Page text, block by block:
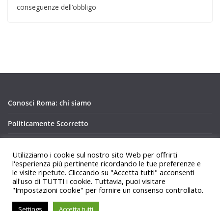
conseguenze dell’obbligo
Conosci Roma: chi siamo
Politicamente Scorretto
Copyright © 2026Conosci Roma
Utilizziamo i cookie sul nostro sito Web per offrirti
l'esperienza più pertinente ricordando le tue preferenze e
le visite ripetute. Cliccando su "Accetta tutti" acconsenti
all'uso di TUTTI i cookie. Tuttavia, puoi visitare
"Impostazioni cookie" per fornire un consenso controllato.
Settings Accetta tutti